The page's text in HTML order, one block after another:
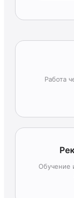
Работа
Обучение